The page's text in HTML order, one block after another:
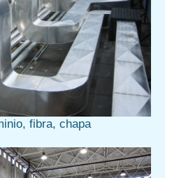
fibra, chapa